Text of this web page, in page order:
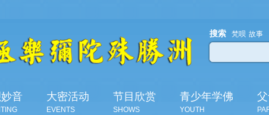
搜索 梵呗 故事
音 大密活动
EVENTS
节目欣赏
SHOWS
青少年学佛
YOUTH